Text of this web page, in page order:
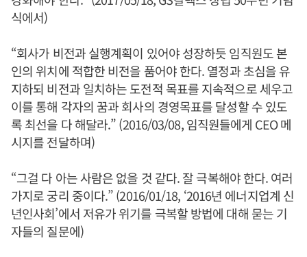
식에서)
“회사가 비전과 실행계획이 있어야 성장하듯 임직원도 본
인의 위치에 적합한 비전을 품어야 한다. 열정과 초심을 유
지하되 비전과 일치하는 도전적 목표를 지속적으로 세우고
이를 통해 각자의 꿈과 회사의 경영목표를 달성할 수 있도
록 최선을 다 해달라.” (2016/03/08, 임직원들에게 CEO 메
시지를 전달하며)
“그걸 다 아는 사람은 없을 것 같다. 잘 극복해야 한다. 여러
가지로 궁리 중이다.” (2016/01/18, ‘2016년 에너지업계 신
년인사회’에서 저유가 위기를 극복할 방법에 대해 묻는 기
자들의 질문에)